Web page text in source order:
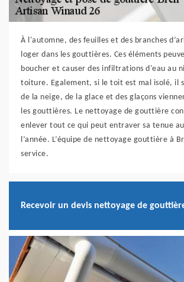
À l'automne, des feuilles et des branches
loger dans les gouttières. Ces éléments
boucher et causer des infiltrations d'eau au
toiture. Egalement, si le toit est mal isolé, il
de la neige, de la glace et des glaçons
les gouttières. Le nettoyage de gouttière
enlever tout ce qui peut entraver sa tenue
l’année. L’équipe de nettoyage gouttière à
service.
Recevoir un devis nettoyage de